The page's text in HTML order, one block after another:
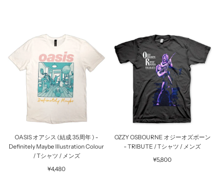
OASIS オアシス (結成 35周年 ) -
Definitely Maybe Illustration Colour
/ Tシャツ / メンズ
¥4,480
OZZY OSBOURNE オジーオズボーン
- TRIBUTE / Tシャツ / メンズ
¥5,800